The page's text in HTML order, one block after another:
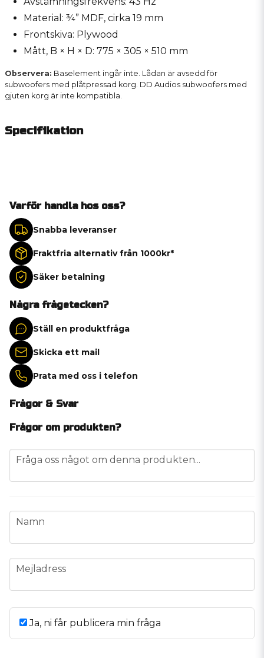
Material: ¾” MDF, cirka 19 mm
Frontskiva: Plywood
Mått, B × H × D: 775 × 305 × 510 mm
Observera: Baselement ingår inte. Lådan är avsedd för
subwoofers med plåtpressad korg. DD Audios subwoofers med
gjuten korg är inte kompatibla.
Specifikation
Varför handla hos oss?
Snabba leveranser
Fraktfria alternativ från 1000kr*
Säker betalning
Några frågetecken?
Ställ en produktfråga
Skicka ett mail
Prata med oss i telefon
Frågor & Svar
Frågor om produkten?
question
Fråga oss något om denna produkten...
name
Namn
email
Mejladress
Ja, ni får publicera min fråga